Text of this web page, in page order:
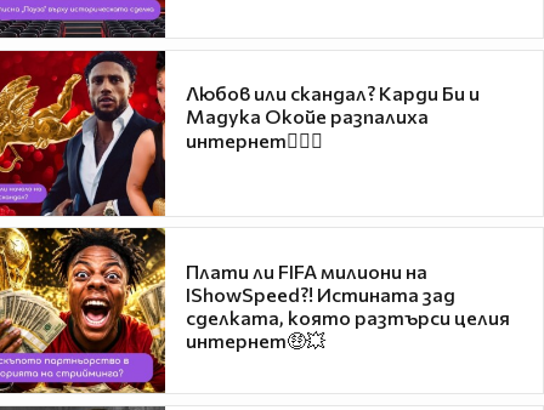
Любов или скандал? Карди Би и
Мадука Окойе разпалиха
интернет❤️‍🔥🔥
Плати ли FIFA милиони на
IShowSpeed?! Истината зад
сделката, която разтърси целия
интернет🤑💥